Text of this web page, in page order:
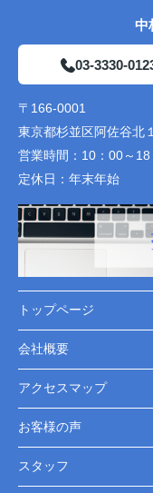
中
03-3330-
〒166-0001
東京都杉並区阿佐谷北
営業時間： 10：00～
定休日： 年末年始
トップページ
会社概要
アクセスマップ
お客様の声
スタッフ